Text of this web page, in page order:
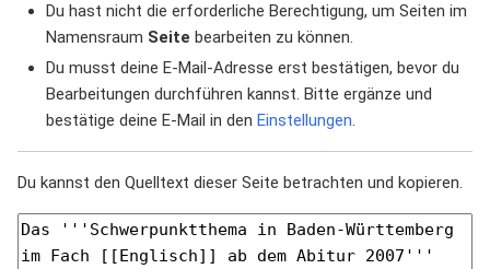
Du hast nicht die erforderliche Berechtigung, um Seiten im
Namensraum Seite bearbeiten zu können.
Du musst deine E-Mail-Adresse erst bestätigen, bevor du
Bearbeitungen durchführen kannst. Bitte ergänze und
bestätige deine E-Mail in den Einstellungen.
Du kannst den Quelltext dieser Seite betrachten und kopieren.